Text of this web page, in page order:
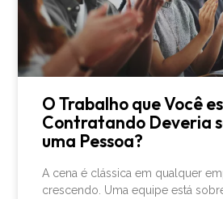
O Trabalho que Você
Contratando Deveria
uma Pessoa?
A cena é clássica em qualquer
crescendo. Uma equipe está